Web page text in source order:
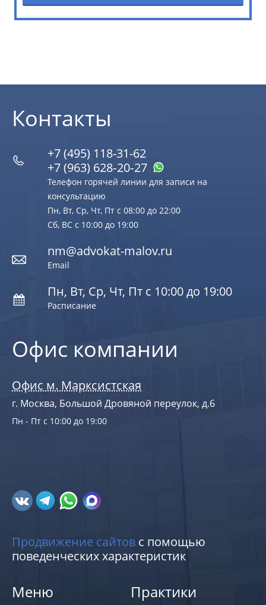
Офис компании
Офис м. Марксистская
г. Москва, Большой Дровяной переулок, д.6
Пн - Пт с 10:00 до 19:00
Контакты
+7 (495) 118-31-62
+7 (963) 628‑20‑27
Телефон горячей линии для записи на
консультацию
Пн, Вт, Ср, Чт, Пт с 08:00 до 22:00
Сб, ВС с 10:00 до 19:00
nm@advokat-malov.ru
Email
Пн, Вт, Ср, Чт, Пт с 10:00 до 19:00
Расписание
Продвижение сайтов с помощью
поведенческих характеристик
Меню Практики